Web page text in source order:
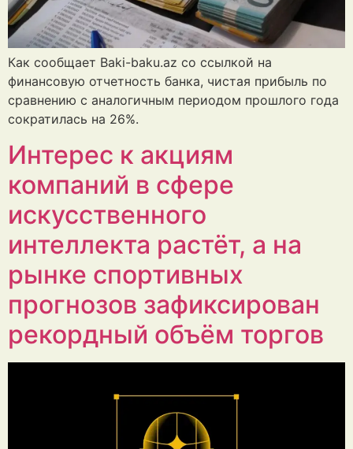
Как сообщает Baki-baku.az со ссылкой на
финансовую отчетность банка, чистая прибыль по
сравнению с аналогичным периодом прошлого года
сократилась на 26%.
Интерес к акциям
компаний в сфере
искусственного
интеллекта растёт, а на
рынке спортивных
прогнозов зафиксирован
рекордный объём торгов